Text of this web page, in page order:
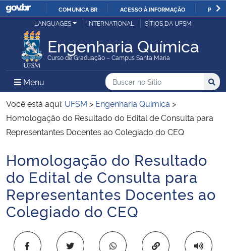
IR
O
COMUNICA BR ACESSO À INFORMAÇÃO
Ministério da Justiça e Segurança Pública
Ministério da Defesa
Ministério das Relações Exteriores
Ministério da Economia
Ministério da Infraestrutura
Ministério da Agricultura, Pecuária e Abastecimento
Ministério da Educação
Ministério da Cidadania
LANGUAGES INTERNATIONAL SÍTIOS DA UFSM
Engenharia Química
Curso de Graduação – Campus Santa Maria
Menu Menu Principal do Sítio
Busca
Buscar no no Sítio
Busca:
Você está aqui: UFSM > Engenharia Química >
Homologação do Resultado do Edital de Consulta para
Representantes Docentes ao Colegiado do CEQ
Início do conteúdo
Homologação do Resultado
do Edital de Consulta para
Representantes Docentes ao
Colegiado do CEQ
Copiar para área